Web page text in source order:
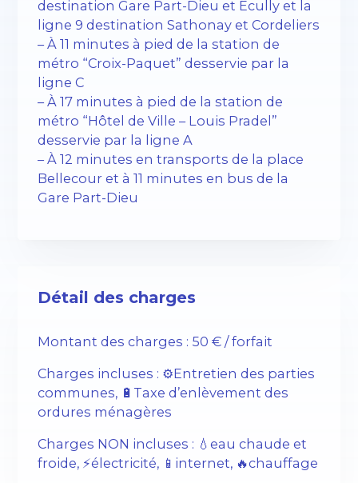
destination Gare Part-Dieu et Écully et la
ligne 9 destination Sathonay et Cordeliers
– À 11 minutes à pied de la station de
métro “Croix-Paquet” desservie par la
ligne C
– À 17 minutes à pied de la station de
métro “Hôtel de Ville – Louis Pradel”
desservie par la ligne A
– À 12 minutes en transports de la place
Bellecour et à 11 minutes en bus de la
Gare Part-Dieu
Détail des charges
Montant des charges : 50 € / forfait
Charges incluses : ⚙️Entretien des parties
communes, 🔋Taxe d’enlèvement des
ordures ménagères
Charges NON incluses : 💧eau chaude et
froide, ⚡️électricité, 📱internet, 🔥chauffage